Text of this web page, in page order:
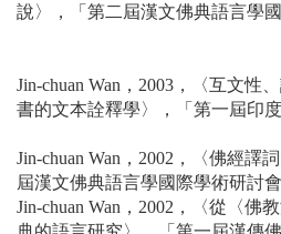
說〉，「第二屆漢文佛典語言學
Jin-chuan Wan，2003，〈互文性
書的文本詮釋學〉，「第一屆印
Jin-chuan Wan，2002，〈佛經譯
屆漢文佛典語言學國際學術研討
Jin-chuan Wan，2002，〈從〈佛